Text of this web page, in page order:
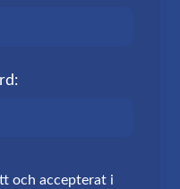
och accepterat i